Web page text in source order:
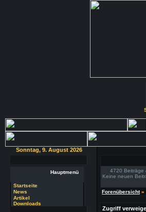
Sonntag, 9. August 2026
Hauptmenü
Startseite
News
Artikel
Downloads
4720 Beiträge
Keine neuen
Forenübersicht»
Zugriff